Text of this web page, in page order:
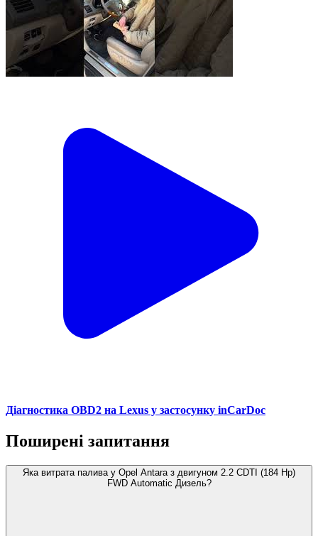
Діагностика OBD2 на Lexus у застосунку inCarDoc
Поширені запитання
Яка витрата палива у Opel Antara з двигуном 2.2 CDTI (184 Hp)
FWD Automatic Дизель?